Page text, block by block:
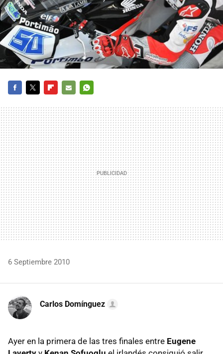
MAIL
6 Septiembre 2010
Carlos Domínguez
Ayer en la primera de las tres finales entre Eugene